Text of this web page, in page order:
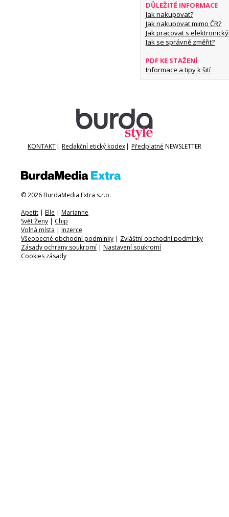
DŮLEŽITÉ INFORMACE
Jak nakupovat?
Jak nakupovat mimo ČR?
Jak pracovat s
Jak se správně změřit?
PDF KE STAŽENÍ
Informace a tipy k šití
KONTAKT| Redakční etický kodex| Předplatné NEWSLETTER
© 2026 BurdaMedia Extra s.r.o.
Apetit | Elle | Marianne
Svět Ženy | Chip
Volná místa | Inzerce
Všeobecné obchodní podmínky | Zvláštní obchodní podmínky
Zásady ochrany soukromí | Nastavení soukromí
Cookies zásady